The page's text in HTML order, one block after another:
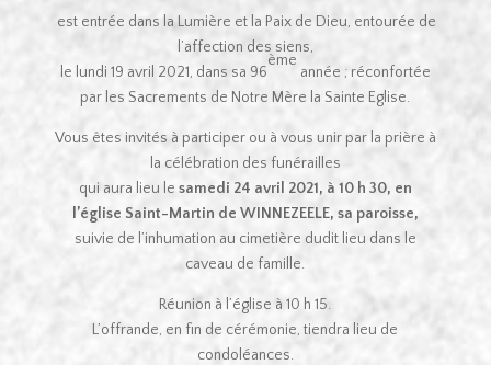
est entrée dans la Lumière et la Paix de Dieu, entourée de
l’affection des siens,
le lundi 19 avril 2021, dans sa 96
ème
année ; réconfortée
par les Sacrements de Notre Mère la Sainte Eglise.
Vous êtes invités à participer ou à vous unir par la prière à
la célébration des funérailles
qui aura lieu le samedi 24 avril 2021, à 10 h 30, en
l’église Saint-Martin de WINNEZEELE, sa paroisse,
suivie de l’inhumation au cimetière dudit lieu dans le
caveau de famille.
Réunion à l’église à 10 h 15.
L’offrande, en fin de cérémonie, tiendra lieu de
condoléances.